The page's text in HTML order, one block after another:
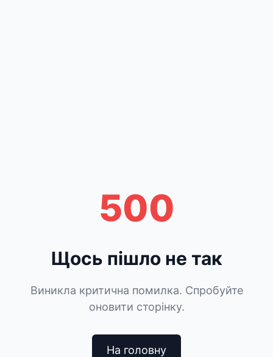
500
Щось пішло не так
Виникла критична помилка. Спробуйте
оновити сторінку.
На головну